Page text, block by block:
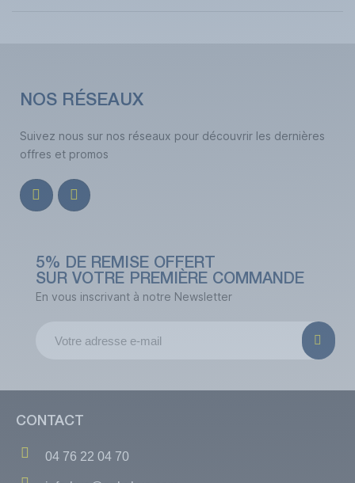
NOS RÉSEAUX
Suivez nous sur nos réseaux pour découvrir les dernières
offres et promos
5% DE REMISE OFFERT
SUR VOTRE PREMIÈRE COMMANDE
En vous inscrivant à notre Newsletter
CONTACT
04 76 22 04 70